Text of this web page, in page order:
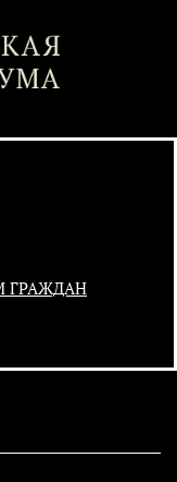
ГРАЖДАН